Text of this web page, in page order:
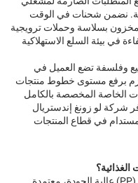
نضمن شحنات في الوقت
بسلاسة وحملات ترويجية
في بيئة السلع الاستهلاكية
وفلسفة تضع العميل في
برفع مستوى خطوط منتجات
الخاصة المخصصة بالكامل
شركة لو زونغ إندستريال
في قطاع المنتجات